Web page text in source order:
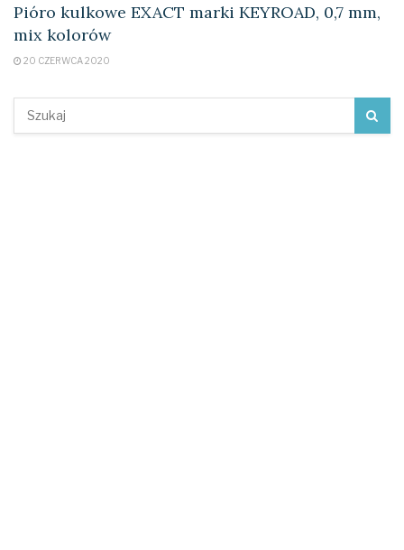
Pióro kulkowe EXACT marki KEYROAD, 0,7 mm,
mix kolorów
20 CZERWCA 2020